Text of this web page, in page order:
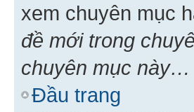
xem chuyên mục
đề mới trong
chuyên mục này…
Đầu trang